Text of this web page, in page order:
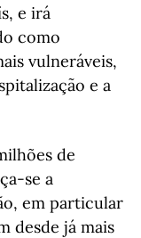
e irá
como
vulneráveis,
e a
de
se a
em particular
desde já mais